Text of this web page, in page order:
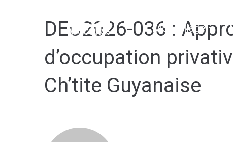
Mon village
DEC2026-036 :
d’occupation
Ch’tite Guyanaise